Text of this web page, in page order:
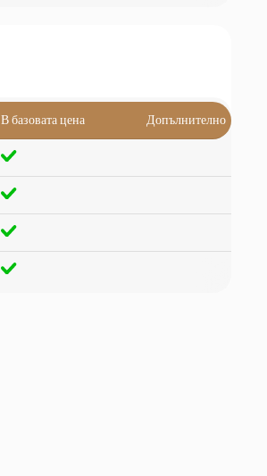
В базовата цена Допълнително